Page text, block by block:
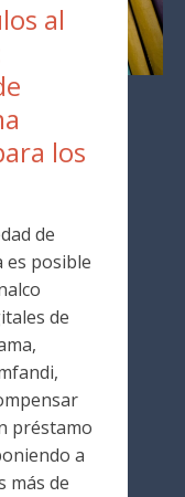
al
los
de
es posible
de
préstamo
a
más de